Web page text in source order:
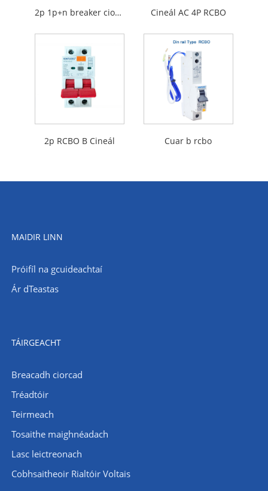
2p 1p+n breaker ciorcaid iarmharach le cosaint forshrutha Cineál AC 4P RCBO
2p RCBO B Cineál Cuar b rcbo
MAIDIR LINN
Próifíl na gcuideachtaí
Ár dTeastas
TÁIRGEACHT
Breacadh ciorcad
Tréadtóir
Teirmeach
Tosaithe maighnéadach
Lasc leictreonach
Cobhsaitheoir Rialtóir Voltais